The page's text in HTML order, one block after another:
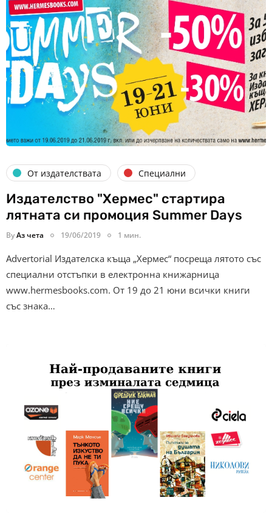
От издателствата Специални
Издателство "Хермес" стартира
лятната си промоция Summer Days
ByАз чета 19/06/2019 1 мин.
Advertorial Издателска къща „Хермес“ посреща лятото със
специални отстъпки в електронна книжарница
www.hermesbooks.com. От 19 до 21 юни всички книги
със знака…